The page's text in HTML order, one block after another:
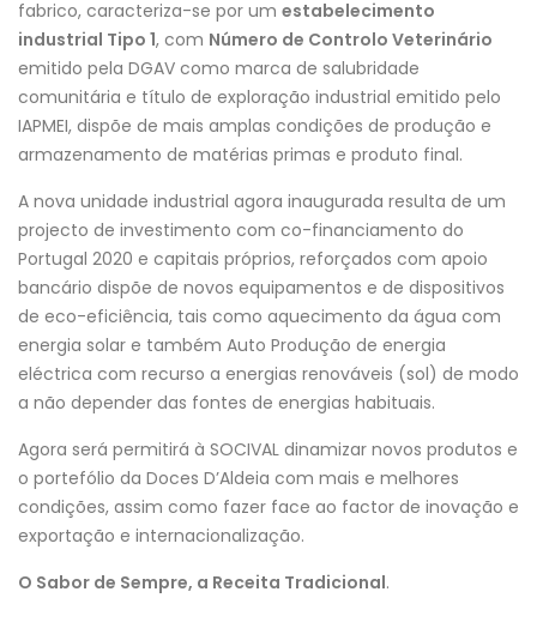
fabrico, caracteriza-se por um estabelecimento
industrial Tipo 1, com Número de Controlo Veterinário
emitido pela DGAV como marca de salubridade
comunitária e título de exploração industrial emitido pelo
IAPMEI, dispõe de mais amplas condições de produção e
armazenamento de matérias primas e produto final.
A nova unidade industrial agora inaugurada resulta de um
projecto de investimento com co-financiamento do
Portugal 2020 e capitais próprios, reforçados com apoio
bancário dispõe de novos equipamentos e de dispositivos
de eco-eficiência, tais como aquecimento da água com
energia solar e também Auto Produção de energia
eléctrica com recurso a energias renováveis (sol) de modo
a não depender das fontes de energias habituais.
Agora será permitirá à SOCIVAL dinamizar novos produtos e
o portefólio da Doces D’Aldeia com mais e melhores
condições, assim como fazer face ao factor de inovação e
exportação e internacionalização.
O Sabor de Sempre, a Receita Tradicional.